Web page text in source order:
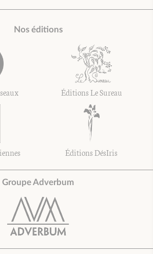
Nos éditions
Éditions Le Sureau
Éditions DésIris
Groupe Adverbum